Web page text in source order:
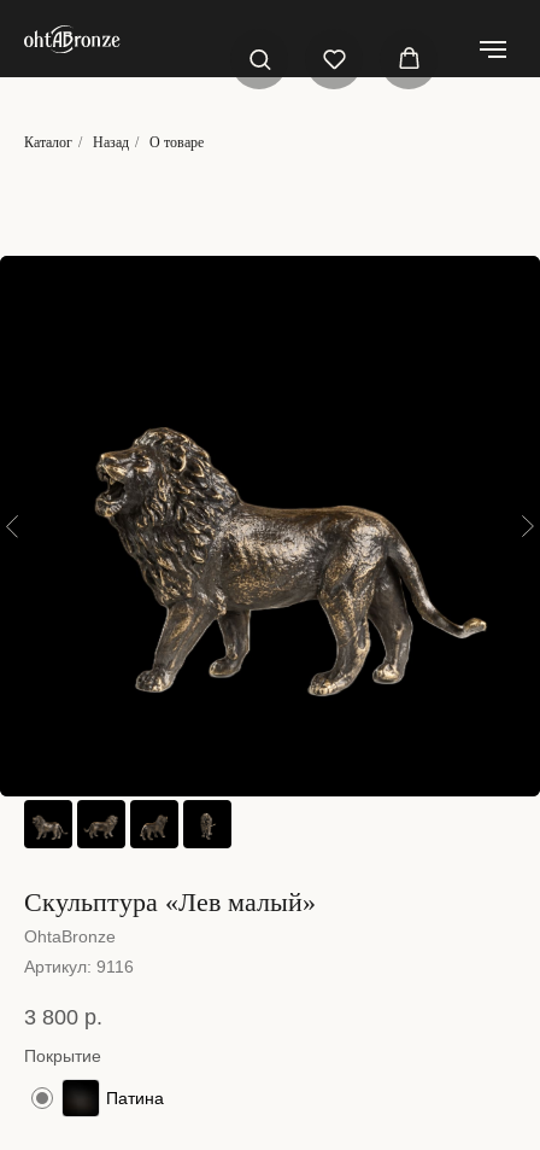
Каталог / Назад / О товаре
Скульптура «Лев малый»
OhtaBronze
Артикул: 9116
3 800 р.
Покрытие
Патина